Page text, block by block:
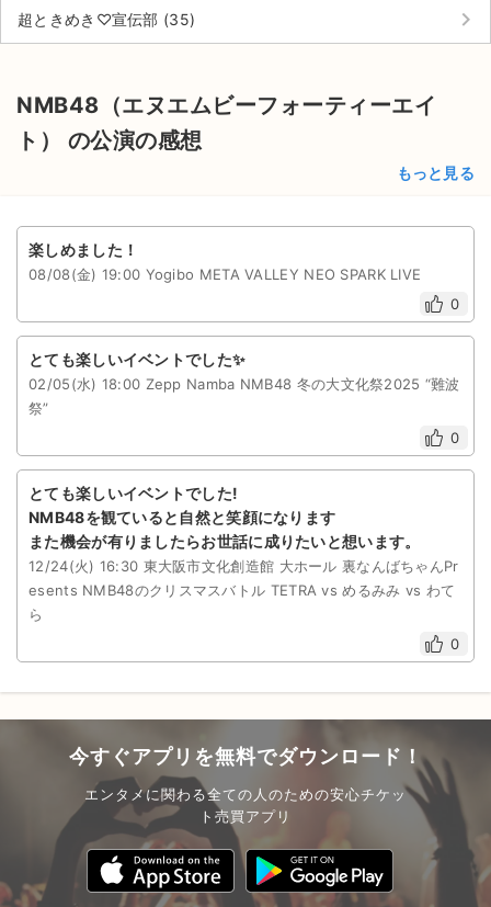
プライバシーポリシー
公演登録依頼
不正転売禁止法について
チケットジャムの取り組み
音楽情報
超ときめき♡宣伝部 (35) keyboard_arrow_right
NMB48（エヌエムビーフォーティーエイ
ト） の公演の感想
もっと見る
楽しめました！
08/08(金) 19:00 Yogibo META VALLEY NEO SPARK LIVE
0
とても楽しいイベントでした✨
02/05(水) 18:00 Zepp Namba NMB48 冬の大文化祭2025 “難波
祭”
0
とても楽しいイベントでした!
NMB48を観ていると自然と笑顔になります
また機会が有りましたらお世話に成りたいと想います。
12/24(火) 16:30 東大阪市文化創造館 大ホール 裏なんばちゃんPr
esents NMB48のクリスマスバトル TETRA vs めるみみ vs わて
ら
0
今すぐアプリを無料でダウンロード！
エンタメに関わる全ての人のための安心チケッ
ト売買アプリ